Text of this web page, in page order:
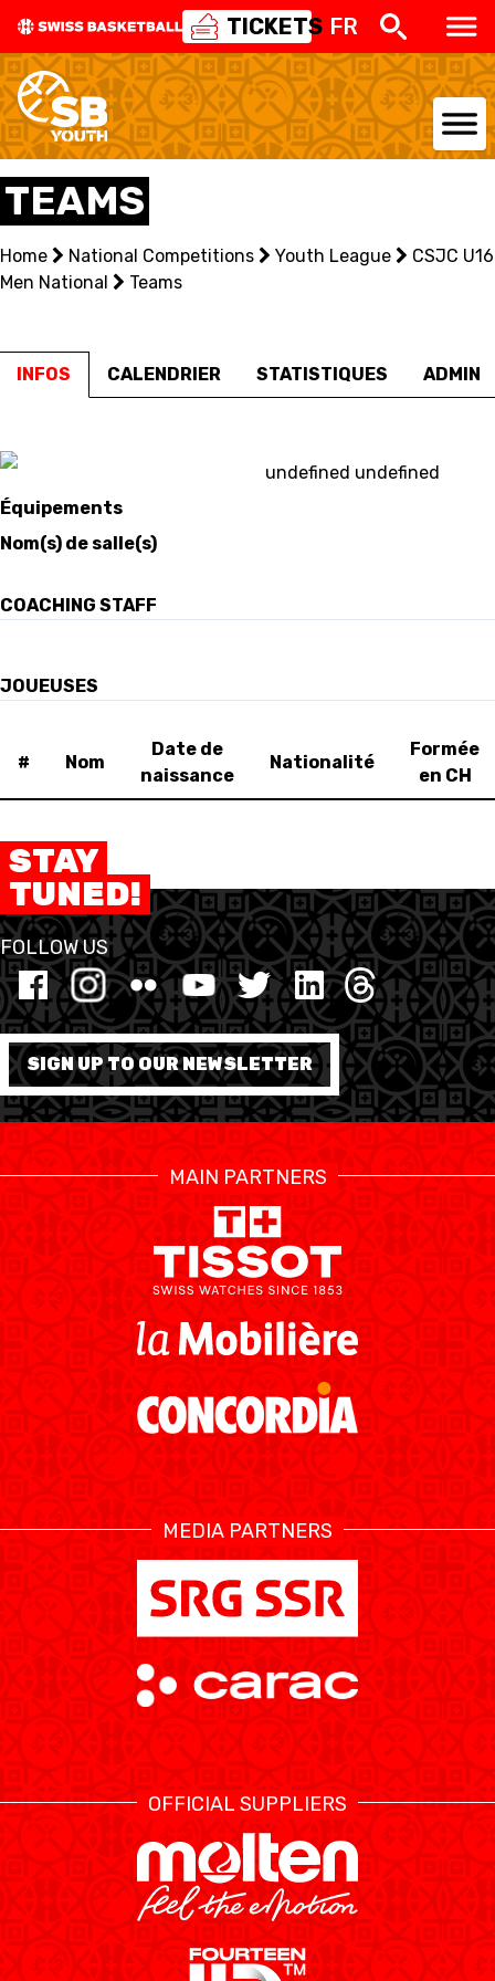
TICKETS FR
NATIONAL TEAMS
CENTRE NATIONAL
NATIONAL COMPETITIONS
FORMATION
FÉDÉRATION
ROULANT
GAMES
NEWS CENTER
RESOURCE CENTER CALENDRIER SHOP
MEDIAS STATS
ÉTHIQUE ET
INTÉGRITÉ
TEAMS
Home National Competitions Youth League
CSJC U16
Men National
Teams
INFOS CALENDRIER STATISTIQUES ADMIN
undefined undefined
Équipements
Nom(s) de salle(s)
COACHING STAFF
JOUEUSES
# Nom
Date de
naissance
Nationalité
Formée
en CH
STAY
TUNED!
FOLLOW US
SIGN UP TO OUR NEWSLETTER
MAIN PARTNERS
MEDIA PARTNERS
OFFICIAL SUPPLIERS